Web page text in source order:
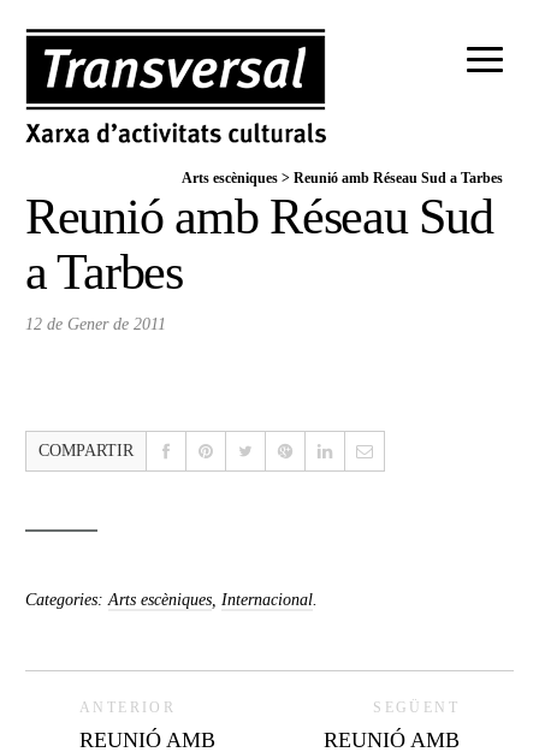
Arts escèniques > Reunió amb Réseau Sud a Tarbes
Reunió amb Réseau Sud
a Tarbes
12 de Gener de 2011
COMPARTIR
Categories:Arts escèniques, Internacional.
ANTERIOR
REUNIÓ AMB
SEGÜENT
REUNIÓ AMB